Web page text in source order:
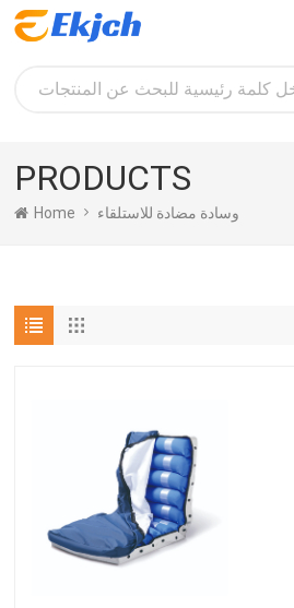
PRODUCTS
Home وسادة مضادة للاستلقاء